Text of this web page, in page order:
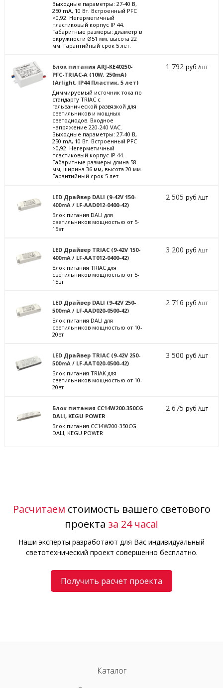
Выходные параметры: 27-40 В,
250 mА, 10 Вт. Встроенный PFC
>0,92. Негерметичный
пластиковый корпус IP 44.
Габаритные размеры: диаметр в
окружности Ø51 мм, высота 22
мм. Гарантийный срок 5 лет.
Блок питания ARJ-KE40250-
PFC-TRIAC-A (10W, 250mA)
(Arlight, IP44 Пластик, 5 лет)
Диммируемый источник тока по
стандарту TRIAC с
гальванической развязкой для
светильников и мощных
светодиодов. Входное
напряжение 220-240 VAC.
Выходные параметры: 27-40 В,
250 mА, 10 Вт. Встроенный PFC
>0,92. Негерметичный
пластиковый корпус IP 44.
Габаритные размеры длина 58
мм, ширина 36 мм, высота 20 мм.
Гарантийный срок 5 лет.
1 792руб /шт
LED Драйвер DALI (9-42V 150-
400mA / LF-AAD012-0400-42)
Блок питания DALI для
светильников мощностью от 5-
15вт
2 505руб /шт
LED Драйвер TRIAC (9-42V 150-
400mA / LF-AAT012-0400-42)
Блок питания TRIAC для
светильников мощностью от 5-
15вт
3 200руб /шт
LED Драйвер DALI (9-42V 250-
500mA / LF-AAD020-0500-42)
Блок питания DALI для
светильников мощностью от 10-
20вт
2 716руб /шт
LED Драйвер TRIAC (9-42V 250-
500mA / LF-AAT020-0500-42)
Блок питания TRIAK для
светильников мощностью от 10-
20вт
3 500руб /шт
Блок питания CC14W200-350CG
DALI, KEGU POWER
Блок питания CC14W200-350CG
DALI, KEGU POWER
2 675руб /шт
Расчитаем стоимость вашего светового
проекта за 24 часа!
Наши эксперты разработают для Вас индивидуальный
светотехнический проект совершенно бесплатно.
Получить расчет проекта
Каталог